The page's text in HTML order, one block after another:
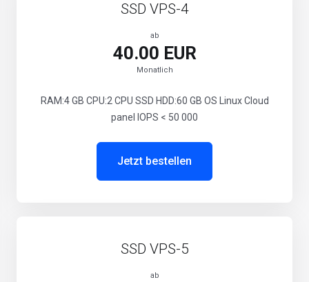
SSD VPS-4
ab
40.00 EUR
Monatlich
RAM:4 GB CPU:2 CPU SSD HDD:60 GB OS Linux Cloud
panel IOPS < 50 000
Jetzt bestellen
SSD VPS-5
ab